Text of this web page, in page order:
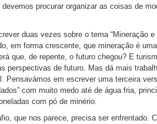
procurar organizar as coisas de
duas vezes sobre o tema “Mineração
em forma crescente, que mineração é
que, de repente, o futuro chegou? E
perspectivas de futuro. Mas dá mais
Pensavámos em escrever uma terceira
com muito medo até de água fria,
com pó de minério.
que nos parece, precisa ser enfrentado.